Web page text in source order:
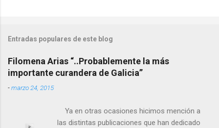
Entradas populares de este blog
Filomena Arias “..Probablemente la más
importante curandera de Galicia”
-marzo 24, 2015
Ya en otras ocasiones hicimos mención a
las distintas publicaciones que han dedicado